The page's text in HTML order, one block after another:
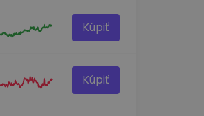
Kúpiť
Kúpiť